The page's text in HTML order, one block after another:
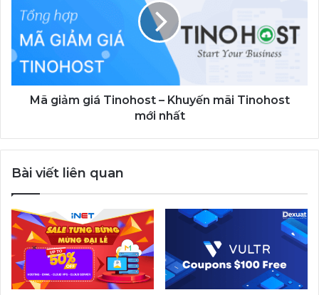
Tinohost
Khuyến
mãi
Tinohost
mới
Mã giảm giá Tinohost – Khuyến mãi Tinohost
mới nhất
Bài viết liên quan